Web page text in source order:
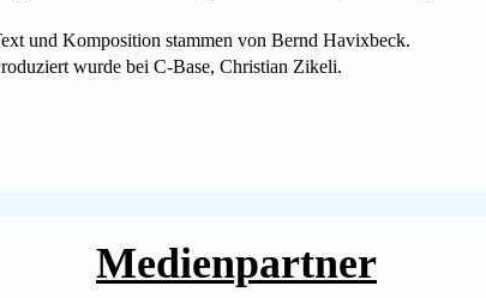
und Komposition stammen von Bernd Havixbeck.
wurde bei C-Base, Christian Zikeli.
Medienpartner